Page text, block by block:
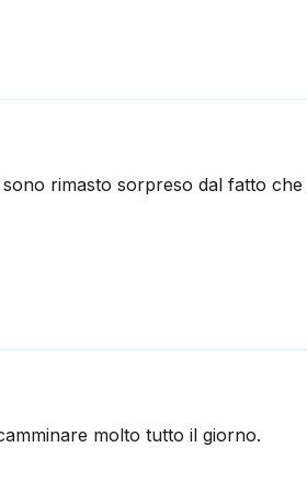
rimasto sorpreso dal fatto che
molto tutto il giorno.